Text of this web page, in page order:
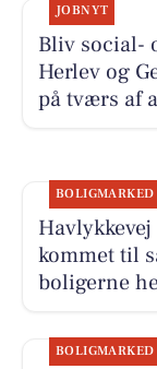
JOBNYT
Bliv social-
Herlev og
på tværs af
BOLIGMARKED
kommet til
boligerne
BOLIGMARKED